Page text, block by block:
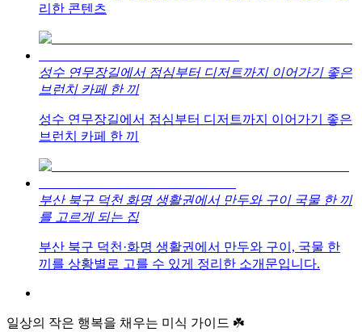
리한 콘텐츠
성수 연무장길에서 점심부터 디저트까지 이어가기 좋은
브런치 카페 한 끼
성수 연무장길에서 점심부터 디저트까지 이어가기 좋은
브런치 카페 한 끼
부산 북구 덕천 화명 생활권에서 만두와 구이 국물 한 끼
를 고르게 되는 집
부산 북구 덕천·화명 생활권에서 만두와 구이, 국물 한
끼를 상황별로 고를 수 있게 정리한 소개문입니다.
일상의 작은 행복을 채우는 미식 가이드 ☘️